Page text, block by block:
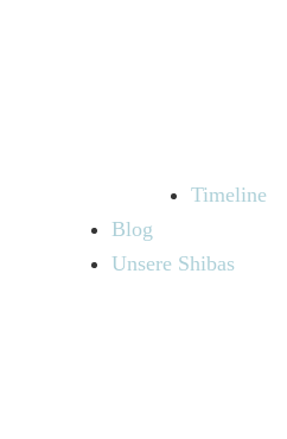
Timeline
Blog
Unsere Shibas